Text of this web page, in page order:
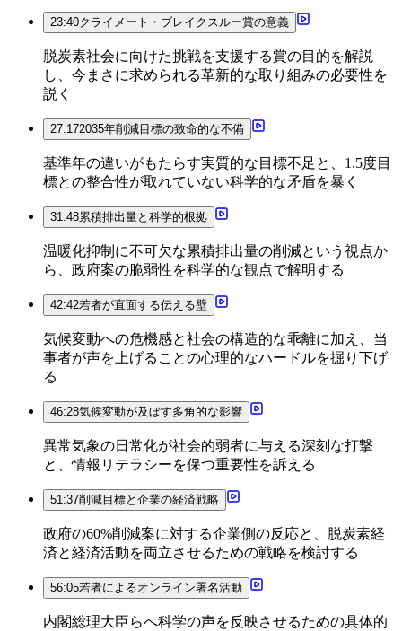
23:40クライメート・ブレイクスルー賞の意義
脱炭素社会に向けた挑戦を支援する賞の目的を解説
し、今まさに求められる革新的な取り組みの必要性を
説く
27:172035年削減目標の致命的な不備
基準年の違いがもたらす実質的な目標不足と、1.5度目
標との整合性が取れていない科学的な矛盾を暴く
31:48累積排出量と科学的根拠
温暖化抑制に不可欠な累積排出量の削減という視点か
ら、政府案の脆弱性を科学的な観点で解明する
42:42若者が直面する伝える壁
気候変動への危機感と社会の構造的な乖離に加え、当
事者が声を上げることの心理的なハードルを掘り下げ
る
46:28気候変動が及ぼす多角的な影響
異常気象の日常化が社会的弱者に与える深刻な打撃
と、情報リテラシーを保つ重要性を訴える
51:37削減目標と企業の経済戦略
政府の60%削減案に対する企業側の反応と、脱炭素経
済と経済活動を両立させるための戦略を検討する
56:05若者によるオンライン署名活動
内閣総理大臣らへ科学の声を反映させるための具体的